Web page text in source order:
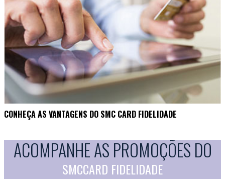
CONHEÇA AS VANTAGENS DO SMC CARD FIDELIDADE
ACOMPANHE AS PROMOÇÕES DO
SMCCARD FIDELIDADE